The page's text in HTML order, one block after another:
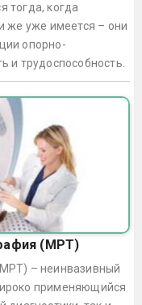
тогда, когда
же уже имеется – они
опорно-
и трудоспособность.
(МРТ)
– неинвазивный
применяющийся